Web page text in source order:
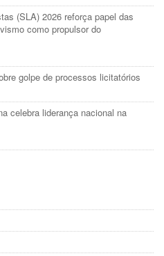
(SLA) 2026 reforça papel das
como propulsor do
golpe de processos licitatórios
celebra liderança nacional na